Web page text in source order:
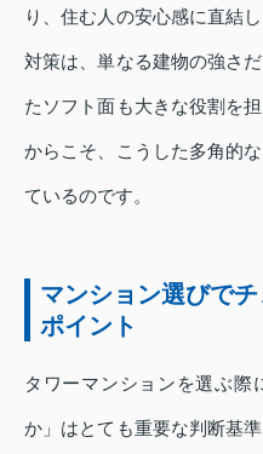
り、住む人の安心感に直結
対策は、単なる建物の強さ
たソフト面も大きな役割を
からこそ、こうした多角的
ているのです。
マンション選びで
ポイント
タワーマンションを選ぶ際
か」はとても重要な判断基